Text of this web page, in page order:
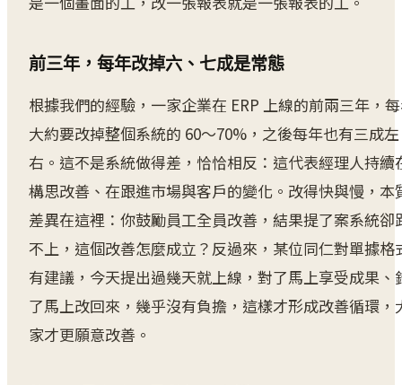
前三年，每年改掉六、七成是常態
根據我們的經驗，一家企業在 ERP 上線的前兩三年，
大約要改掉整個系統的 60～70%，之後每年也有三成左
右。這不是系統做得差，恰恰相反：這代表經理人持續
構思改善、在跟進市場與客戶的變化。改得快與慢，本
差異在這裡：你鼓勵員工全員改善，結果提了案系統卻
不上，這個改善怎麼成立？反過來，某位同仁對單據格
有建議，今天提出過幾天就上線，對了馬上享受成果、
了馬上改回來，幾乎沒有負擔，這樣才形成改善循環，
家才更願意改善。